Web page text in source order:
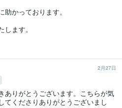
かっております。
ます。
2月27日
ありがとうございます。こちらが気
てくださりありがとうございまし